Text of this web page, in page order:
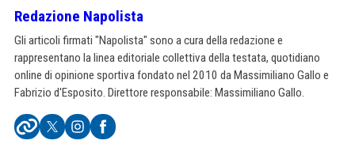
Redazione Napolista
Gli articoli firmati "Napolista" sono a cura della redazione e
rappresentano la linea editoriale collettiva della testata, quotidiano
online di opinione sportiva fondato nel 2010 da Massimiliano Gallo e
Fabrizio d'Esposito. Direttore responsabile: Massimiliano Gallo.